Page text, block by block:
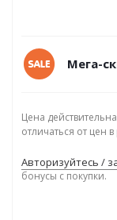
Мега-
Цена
отличаться от цен
Авторизуйтесь /
бонусы с покупки.